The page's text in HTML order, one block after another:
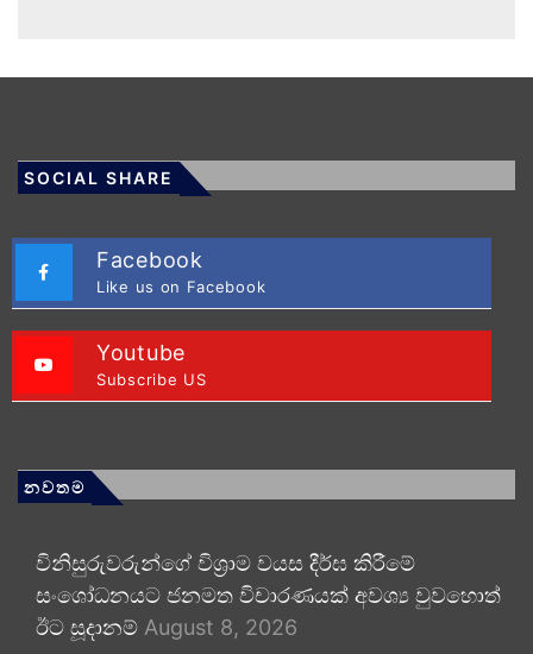
SOCIAL SHARE
Facebook
Like us on Facebook
Youtube
Subscribe US
නවතම
විනිසුරුවරුන්ගේ විශ්‍රාම වයස දීර්ඝ කිරීමේ
සංශෝධනයට ජනමත විචාරණයක් අවශ්‍ය වුවහොත්
ඊට සූදානම් August 8, 2026